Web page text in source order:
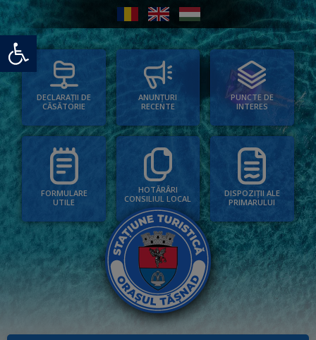
Deschide bara de unelte
DECLARAȚII DE
CĂSĂTORIE
ANUNȚURI
RECENTE
PUNCTE DE
INTERES
FORMULARE
UTILE
HOTĂRÂRI
CONSILIUL LOCAL
DISPOZIȚII ALE
PRIMARULUI